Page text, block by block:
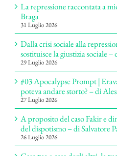
La repressione raccontata a
Braga
31 Luglio 2026
Dalla crisi sociale alla
sostituisce la giustizia sociale
29 Luglio 2026
#03 Apocalypse Prompt |
poteva andare storto? – di
27 Luglio 2026
A proposito del caso Fakir e
del dispotismo – di Salvatore
26 Luglio 2026